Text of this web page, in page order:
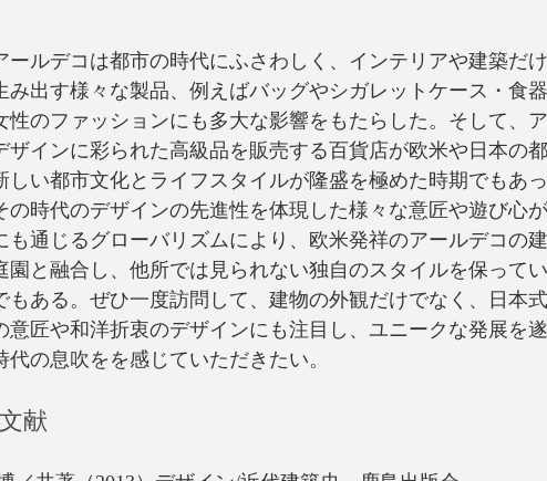
ールデコは都市の時代にふさわしく、インテリアや建築だ
み出す様々な製品、例えばバッグやシガレットケース・食
性のファッションにも多大な影響をもたらした。そして、
ザインに彩られた高級品を販売する百貨店が欧米や日本の
しい都市文化とライフスタイルが隆盛を極めた時期でもあ
の時代のデザインの先進性を体現した様々な意匠や遊び心
も通じるグローバリズムにより、欧米発祥のアールデコの
園と融合し、他所では見られない独自のスタイルを保って
もある。ぜひ一度訪問して、建物の外観だけでなく、日本
意匠や和洋折衷のデザインにも注目し、ユニークな発展を
代の息吹をを感じていただきたい。
献